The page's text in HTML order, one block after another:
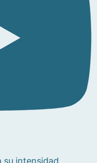
su intensidad